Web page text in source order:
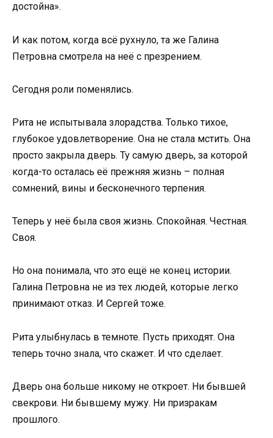
достойна».
И как потом, когда всё рухнуло, та же Галина
Петровна смотрела на неё с презрением.
Сегодня роли поменялись.
Рита не испытывала злорадства. Только тихое,
глубокое удовлетворение. Она не стала мстить. Она
просто закрыла дверь. Ту самую дверь, за которой
когда-то осталась её прежняя жизнь – полная
сомнений, вины и бесконечного терпения.
Теперь у неё была своя жизнь. Спокойная. Честная.
Своя.
Но она понимала, что это ещё не конец истории.
Галина Петровна не из тех людей, которые легко
принимают отказ. И Сергей тоже.
Рита улыбнулась в темноте. Пусть приходят. Она
теперь точно знала, что скажет. И что сделает.
Дверь она больше никому не откроет. Ни бывшей
свекрови. Ни бывшему мужу. Ни призракам
прошлого.